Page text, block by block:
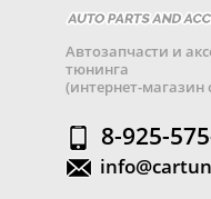
Автозапчасти и
тюнинга
(интернет-магазин
8-925-